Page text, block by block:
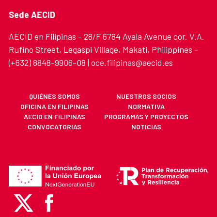
Sede AECID
AECID en Filipinas - 28/F 6784 Ayala Avenue cor. V.A.
Rufino Street, Legaspi Village, Makati, Philippines -
(+632) 8848-9906-08 | oce.filipinas@aecid.es
QUIÉNES SOMOS
NUESTROS SOCIOS
OFICINA EN FILIPINAS
NORMATIVA
AECID EN FILIPINAS
PROGRAMAS Y PROYECTOS
CONVOCATORIAS
NOTICIAS
X Facebook